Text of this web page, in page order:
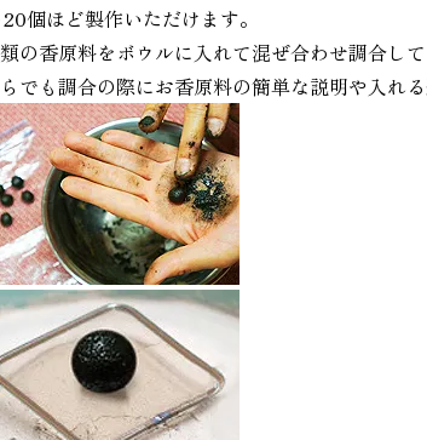
個ほど製作いただけます。
の香原料をボウルに入れて混ぜ合わせ調合し
でも調合の際にお香原料の簡単な説明や入れ